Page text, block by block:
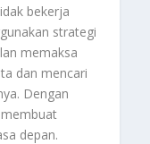
bekerja
strategi
memaksa
dan mencari
Dengan
depan.